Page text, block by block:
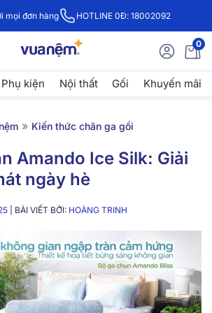
mọi đơn hàng HOTLINE 0Đ: 18002092
0
Phụ kiện Nội thất Gối Khuyến mãi
» Kiến thức chăn ga gối
Amando Ice Silk: Giải
ngày hè
| BÀI VIẾT BỞI: HOÀNG TRINH